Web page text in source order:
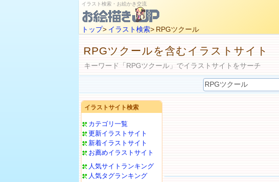
イラスト検索・お絵かき交流
トップ> イラスト検索> RPGツクール
RPGツクールを含むイラストサイト
キーワード「RPGツクール」でイラストサイトをサーチ
イラストサイト検索
カテゴリ一覧
更新イラストサイト
新着イラストサイト
お薦めイラストサイト
人気サイトランキング
人気タグランキング